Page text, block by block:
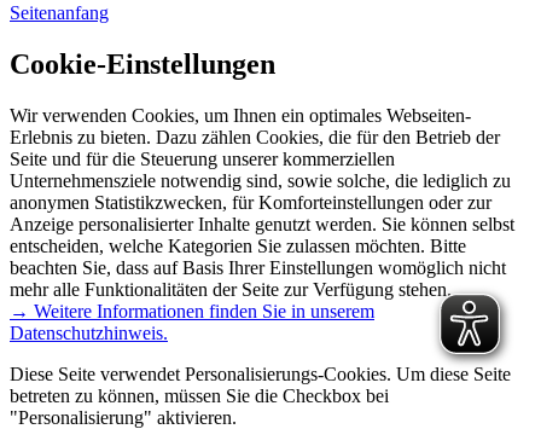
Seitenanfang
Cookie-Einstellungen
Wir verwenden Cookies, um Ihnen ein optimales Webseiten-
Erlebnis zu bieten. Dazu zählen Cookies, die für den Betrieb der
Seite und für die Steuerung unserer kommerziellen
Unternehmensziele notwendig sind, sowie solche, die lediglich zu
anonymen Statistikzwecken, für Komforteinstellungen oder zur
Anzeige personalisierter Inhalte genutzt werden. Sie können selbst
entscheiden, welche Kategorien Sie zulassen möchten. Bitte
beachten Sie, dass auf Basis Ihrer Einstellungen womöglich nicht
mehr alle Funktionalitäten der Seite zur Verfügung stehen.
→ Weitere Informationen finden Sie in unserem
Datenschutzhinweis.
Diese Seite verwendet Personalisierungs-Cookies. Um diese Seite
betreten zu können, müssen Sie die Checkbox bei
"Personalisierung" aktivieren.